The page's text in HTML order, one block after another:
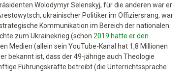
Wolodymyr Selenskyj, für die anderen war er
ukrainischer Politiker im Offiziersrang, war
Kommunikation im Bereich der nationalen
zum Ukrainekrieg (schon 2019 hatte er den
Medien (allein sein YouTube-Kanal hat 1,8 Millionen
bekannt ist, dass der 49-jährige auch Theologie
Führungskräfte betreibt (die Unterrichtssprache